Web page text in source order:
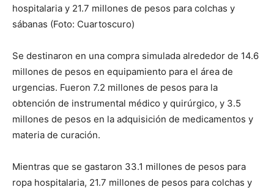
hospitalaria y 21.7 millones de pesos para colchas y
sábanas (Foto: Cuartoscuro)
Se destinaron en una compra simulada alrededor de 14.6
millones de pesos en equipamiento para el área de
urgencias. Fueron 7.2 millones de pesos para la
obtención de instrumental médico y quirúrgico, y 3.5
millones de pesos en la adquisición de medicamentos y
materia de curación.
Mientras que se gastaron 33.1 millones de pesos para
ropa hospitalaria, 21.7 millones de pesos para colchas y